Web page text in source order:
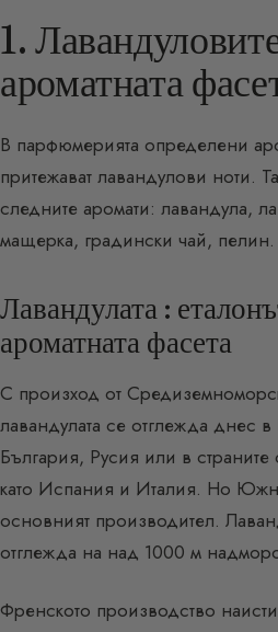
1.
ароматната
В парфюмерията определени
притежават лавандулови ноти.
следните аромати: лавандула,
мащерка, градински чай, пелин.
Лавандулата :
ароматната фасета
С произход от
лавандулата се отглежда днес
България, Русия или в
като Испания и Италия. Но
основният производител.
отглежда на над 1000 м
Френското производство